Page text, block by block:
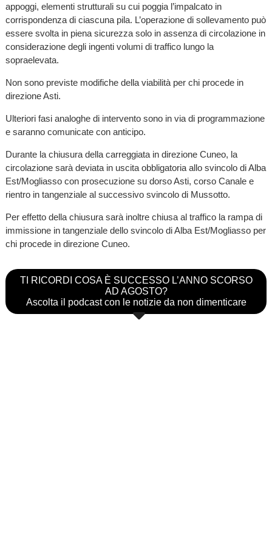
appoggi, elementi strutturali su cui poggia l’impalcato in
corrispondenza di ciascuna pila. L’operazione di sollevamento può
essere svolta in piena sicurezza solo in assenza di circolazione in
considerazione degli ingenti volumi di traffico lungo la
sopraelevata.
Non sono previste modifiche della viabilità per chi procede in
direzione Asti.
Ulteriori fasi analoghe di intervento sono in via di programmazione
e saranno comunicate con anticipo.
Durante la chiusura della carreggiata in direzione Cuneo, la
circolazione sarà deviata in uscita obbligatoria allo svincolo di Alba
Est/Mogliasso con prosecuzione su dorso Asti, corso Canale e
rientro in tangenziale al successivo svincolo di Mussotto.
Per effetto della chiusura sarà inoltre chiusa al traffico la rampa di
immissione in tangenziale dello svincolo di Alba Est/Mogliasso per
chi procede in direzione Cuneo.
TI RICORDI COSA È SUCCESSO L’ANNO SCORSO
AD AGOSTO?
Ascolta il podcast con le notizie da non dimenticare